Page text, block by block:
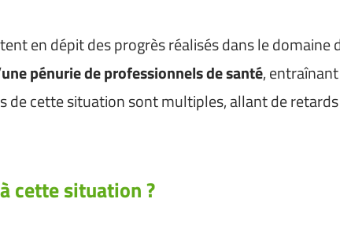
en dépit des progrès réalisés dans le domaine
une pénurie de professionnels de santé,
de cette situation sont multiples, allant de
cette situation ?